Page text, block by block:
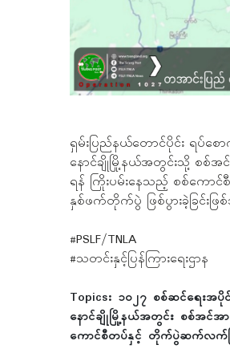
ရှမ်းပြည်နယ်တောင်ပိုင်း ရပ်စ
နောင်ချိုမြို့နယ်အတွင်းသို့ စစ်အ
ရန် ကြိုးပမ်းနေသည့် စစ်ကေ
နှစ်ဖက်တိုက်ပွဲ ဖြစ်ပွားခဲ့ခြင်းဖြ
#PSLF/TNLA
#သတင်းနှင့်ပြန်ကြားရေးဌာန
Topics:၁၀၂၇ စစ်ဆင်ရေးအပို
နောင်ချိုမြို့နယ်အတွင်း စစ်အင်
ကောင်စီတပ်နှင့် တိုက်ပွဲဆက်လက်ဖ